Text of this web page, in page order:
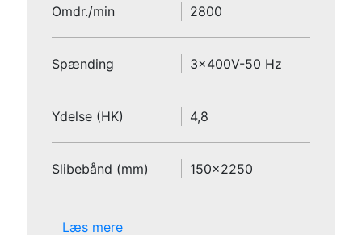
Omdr./min 2800
Spænding 3x400V-50 Hz
Ydelse (HK) 4,8
Slibebånd (mm) 150x2250
Læs mere